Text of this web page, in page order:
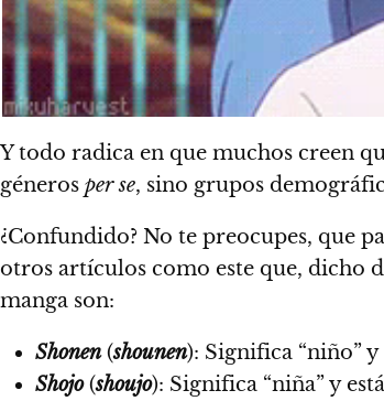
Y todo radica en que muchos creen
géneros per se, sino grupos
¿Confundido? No te preocupes, que
otros artículos como este que, dicho
manga son:
Shonen(shounen): Significa “niño”
Shojo(shoujo): Significa “niña” y